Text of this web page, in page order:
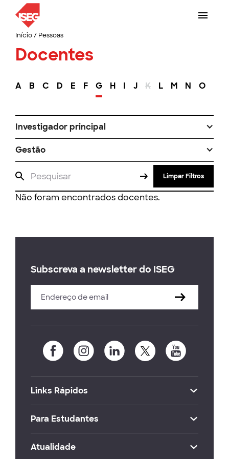
Início/ Pessoas
Docentes
A B C D E F G H I J K L M N O
Investigador principal
Gestão
Limpar Filtros
Não foram encontrados docentes.
Subscreva a newsletter do ISEG
Links Rápidos
Para Estudantes
Atualidade